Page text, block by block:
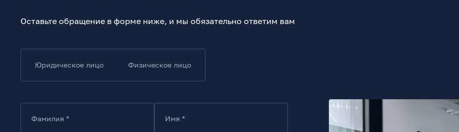
Оставьте обращение в форме ниже, и мы обязательно ответим вам
Юридическое лицо Физическое лицо
Фамилия * Имя *